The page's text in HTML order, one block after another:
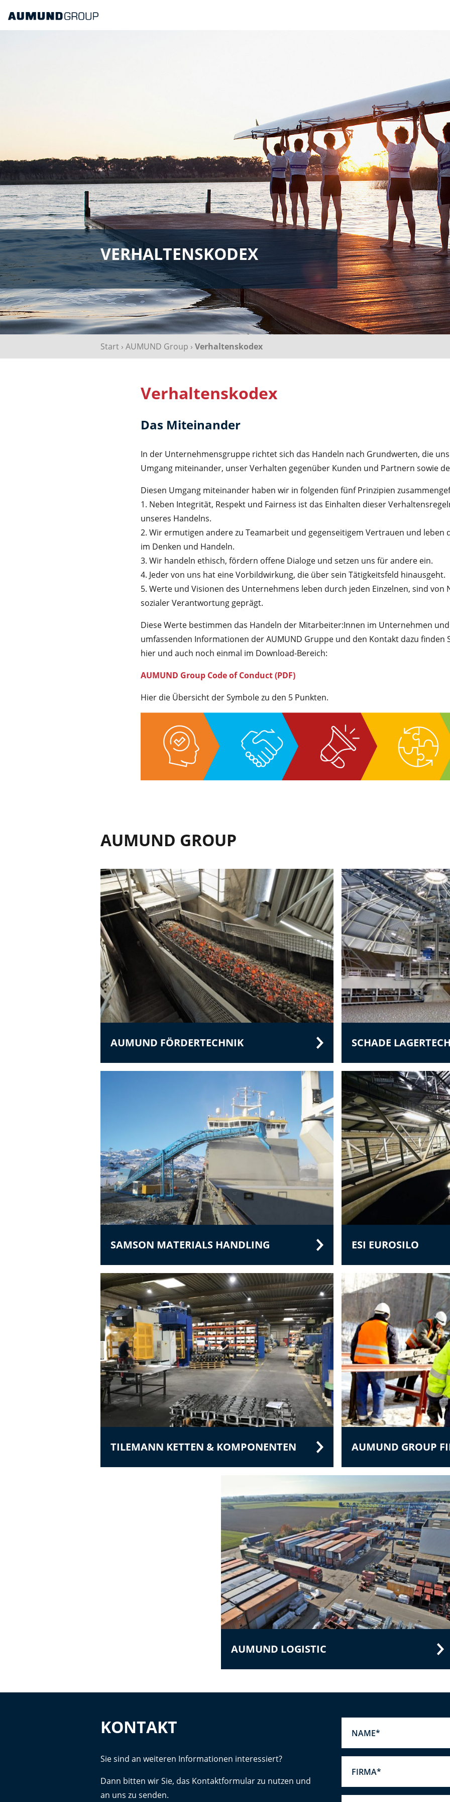
VERHALTENSKODEX
Start › AUMUND Group › Verhaltenskodex
Verhaltenskodex
Das Miteinander
In der Unternehmensgruppe richtet sich das Handeln nach Grundwerten, die
Umgang miteinander, unser Verhalten gegenüber Kunden und Partnern sowie
Diesen Umgang miteinander haben wir in folgenden fünf Prinzipien
1. Neben Integrität, Respekt und Fairness ist das Einhalten dieser
unseres Handelns.
2. Wir ermutigen andere zu Teamarbeit und gegenseitigem Vertrauen und leben
im Denken und Handeln.
3. Wir handeln ethisch, fördern offene Dialoge und setzen uns für andere ein.
4. Jeder von uns hat eine Vorbildwirkung, die über sein Tätigkeitsfeld hinausgeht.
5. Werte und Visionen des Unternehmens leben durch jeden Einzelnen, sind von
sozialer Verantwortung geprägt.
Diese Werte bestimmen das Handeln der Mitarbeiter:Innen im Unternehmen
umfassenden Informationen der AUMUND Gruppe und den Kontakt dazu finden
hier und auch noch einmal im Download-Bereich:
AUMUND Group Code of Conduct (PDF)
Hier die Übersicht der Symbole zu den 5 Punkten.
AUMUND GROUP
AUMUND FÖRDERTECHNIK SCHADE
SAMSON MATERIALS HANDLING ESI EUROSILO
TILEMANN KETTEN & KOMPONENTEN AUMUND GROUP
AUMUND LOGISTIC
KONTAKT
Sie sind an weiteren Informationen interessiert?
Dann bitten wir Sie, das Kontaktformular zu nutzen und
an uns zu senden.